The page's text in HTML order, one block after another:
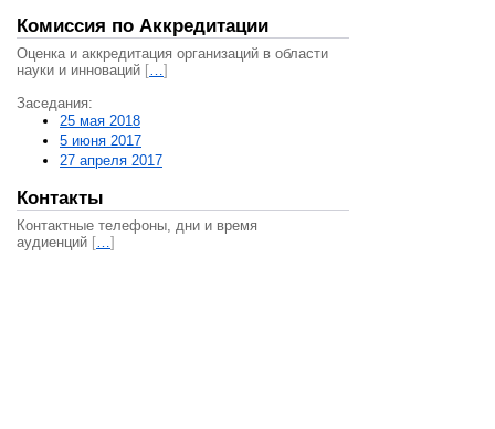
Комиссия по Аккредитации
Оценка и аккредитация организаций в области
науки и инноваций […]
Заседания:
25 мая 2018
5 июня 2017
27 апреля 2017
Контакты
Контактные телефоны, дни и время
аудиенций […]